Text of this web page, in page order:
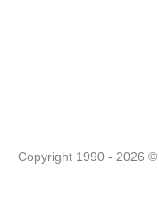
Copyright 1990 - 2026 ©